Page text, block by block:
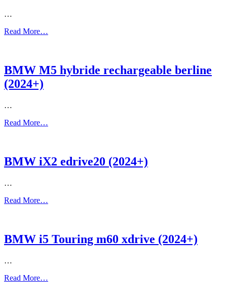
…
Read More…
BMW M5 hybride rechargeable berline
(2024+)
…
Read More…
BMW iX2 edrive20 (2024+)
…
Read More…
BMW i5 Touring m60 xdrive (2024+)
…
Read More…